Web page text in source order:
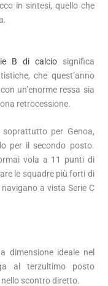
in sintesi, quello che
B di calciosignifica
che quest’anno
un’enorme ressa sia
retrocessione.
soprattutto per Genoa,
per il secondo posto.
vola a 11 punti di
le squadre più forti di
a vista Serie C
dimensione ideale nel
al terzultimo posto
scontro diretto.